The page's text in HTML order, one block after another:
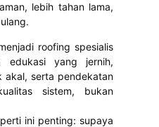
lebih tahan lama,
roofing spesialis
edukasi yang jernih,
akal, serta pendekatan
sistem, bukan
ini penting: supaya